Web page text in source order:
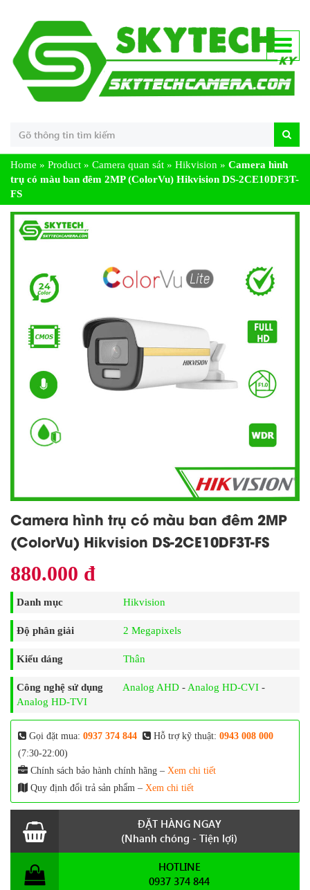
Home » Product » Camera quan sát » Hikvision » Camera hình
trụ có màu ban đêm 2MP (ColorVu) Hikvision DS-2CE10DF3T-
FS
Camera hình trụ có màu ban đêm 2MP
(ColorVu) Hikvision DS-2CE10DF3T-FS
880.000 đ
Danh mục Hikvision
Độ phân giải 2 Megapixels
Kiểu dáng Thân
Công nghệ sử dụng Analog AHD - Analog HD-CVI -
Analog HD-TVI
Gọi đặt mua: 0937 374 844 Hỗ trợ kỹ thuật: 0943 008 000
(7:30-22:00)
Chính sách bảo hành chính hãng – Xem chi tiết
Quy định đổi trả sản phẩm – Xem chi tiết
ĐẶT HÀNG NGAY
(Nhanh chóng - Tiện lợi)
HOTLINE
0937 374 844